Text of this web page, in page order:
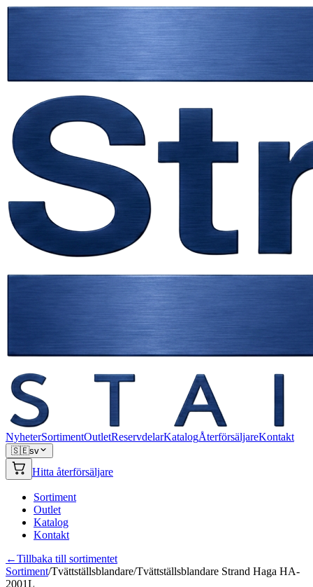
NyheterSortimentOutletReservdelarKatalogÅterförsäljareKontakt
🇸🇪sv
Hitta återförsäljare
Sortiment
Outlet
Katalog
Kontakt
←Tillbaka till sortimentet
Sortiment/Tvättställsblandare/Tvättställsblandare Strand Haga HA-
2001L